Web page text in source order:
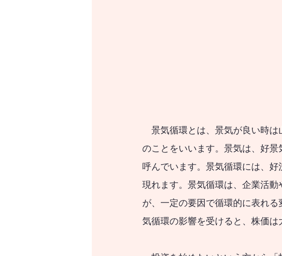
景気循環とは、景気が良い時は
のことをいいます。景気は、好
呼んでいます。景気循環には、
現れます。景気循環は、企業活
が、一定の要因で循環的に表れ
気循環の影響を受けると、株価は